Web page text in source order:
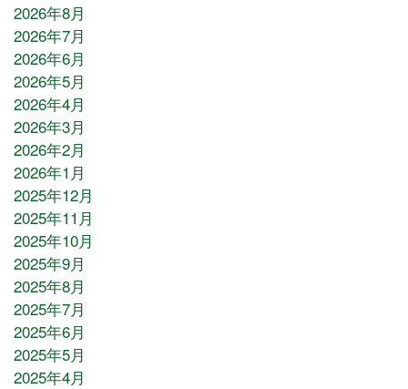
2026年8月
2026年7月
2026年6月
2026年5月
2026年4月
2026年3月
2026年2月
2026年1月
2025年12月
2025年11月
2025年10月
2025年9月
2025年8月
2025年7月
2025年6月
2025年5月
2025年4月